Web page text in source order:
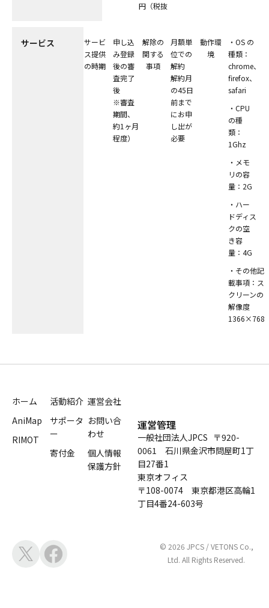
円（税抜
サービス
サービ
ス提供
の時期
申し込
み登録
後の審
査完了
後
※審査
期間、
約1ヶ⽉
程度）
解除の
関する
事項
⽉額単
位での
解約
解約⽉
の45⽇
前まで
にお申
し出が
必要
動作環
境
・OS の
種類：
chrome、
firefox、
safari
・CPU
の種
類：
1Ghz
・メモ
リの容
量：2G
・ハー
ドディス
クの空
き容
量：4G
・その他記
載事項：ス
クリーンの
解像度
1366×768
ホーム
AniMap
RIMOT
活動紹介
サポータ
ー
寄付金
運営会社
お問い合
わせ
個人情報
保護方針
運営管理
一般社団法人JPCS 〒920-
0061 石川県金沢市問屋町1丁
目27番1
東京オフィス
〒108-0074 東京都港区高輪1
丁目4番24-603号
© 2026 JPCS / VETONS Co.,
Ltd. All Rights Reserved.